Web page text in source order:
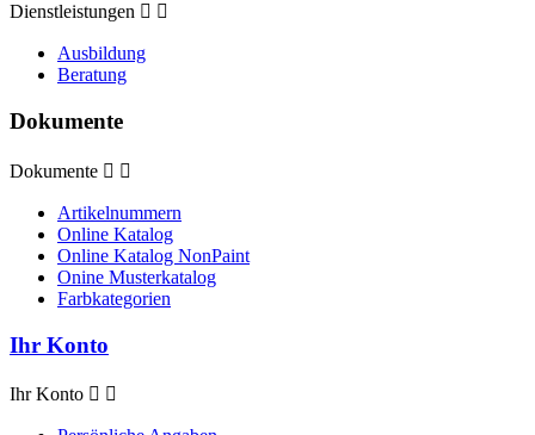
Dienstleistungen  
Ausbildung
Beratung
Dokumente
Dokumente  
Artikelnummern
Online Katalog
Online Katalog NonPaint
Onine Musterkatalog
Farbkategorien
Ihr Konto
Ihr Konto  